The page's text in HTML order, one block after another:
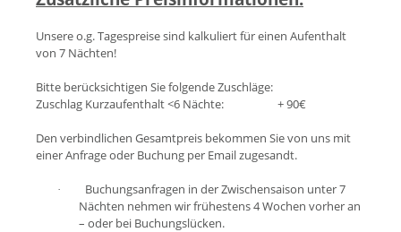
Unsere o.g. Tagespreise sind kalkuliert für einen Aufenthalt
von 7 Nächten!
Bitte berücksichtigen Sie folgende Zuschläge:
Zuschlag Kurzaufenthalt <6 Nächte:
+ 90€
Den verbindlichen Gesamtpreis bekommen Sie von uns mit
einer Anfrage oder Buchung per Email zugesandt.
·
Buchungsanfragen in der Zwischensaison unter 7
Nächten nehmen wir frühestens 4 Wochen vorher an
– oder bei Buchungslücken.